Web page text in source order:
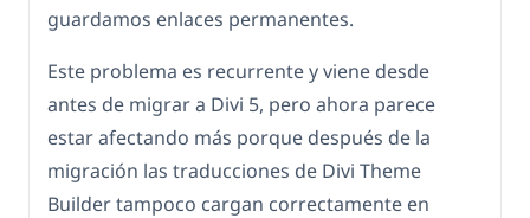
guardamos enlaces permanentes.
Este problema es recurrente y viene desde
antes de migrar a Divi 5, pero ahora parece
estar afectando más porque después de la
migración las traducciones de Divi Theme
Builder tampoco cargan correctamente en